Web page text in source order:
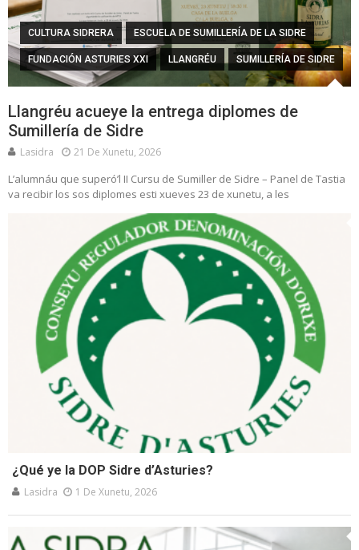
CULTURA SIDRERA ESCUELA DE SUMILLERÍA DE LA SIDRE
FUNDACIÓN ASTURIES XXI LLANGRÉU SUMILLERÍA DE SIDRE
Llangréu acueye la entrega diplomes de
Sumillería de Sidre
Lasidra 21 De Xunetu, 2026
L’alumnáu que superó’l II Cursu de Sumiller de Sidre – Panel de Tastia
va recibir los sos diplomes esti xueves 23 de xunetu, a les
¿Qué ye la DOP Sidre d’Asturies?
Lasidra 1 De Xunetu, 2026